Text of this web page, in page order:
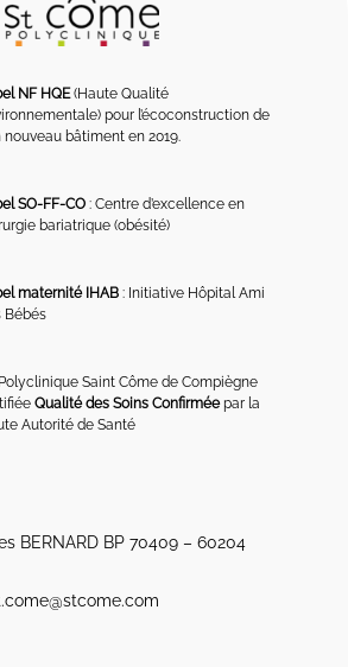
NF HQE(Haute Qualité
pour l’écoconstruction de
nouveau bâtiment en 2019.
SO-FF-CO : Centre d’excellence en
bariatrique (obésité)
maternité IHAB : Initiative Hôpital Ami
Bébés
Saint Côme de Compiègne
Qualité des Soins Confirméepar la
Autorité de Santé
BERNARD BP 70409 – 60204